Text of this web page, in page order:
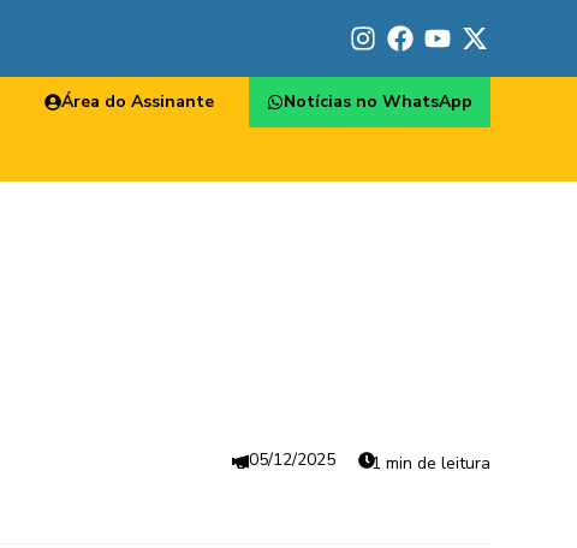
Área do Assinante Notícias no WhatsApp
05/12/2025 1 min de leitura